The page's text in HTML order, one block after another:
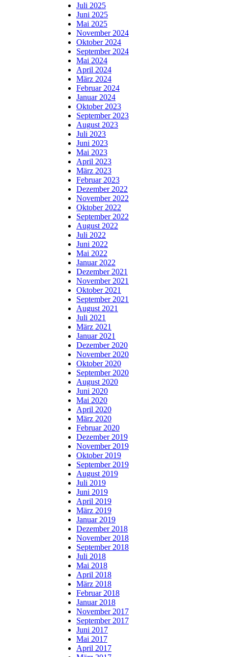
Juli 2025
Juni 2025
Mai 2025
November 2024
Oktober 2024
September 2024
Mai 2024
April 2024
März 2024
Februar 2024
Januar 2024
Oktober 2023
September 2023
August 2023
Juli 2023
Juni 2023
Mai 2023
April 2023
März 2023
Februar 2023
Dezember 2022
November 2022
Oktober 2022
September 2022
August 2022
Juli 2022
Juni 2022
Mai 2022
Januar 2022
Dezember 2021
November 2021
Oktober 2021
September 2021
August 2021
Juli 2021
März 2021
Januar 2021
Dezember 2020
November 2020
Oktober 2020
September 2020
August 2020
Juni 2020
Mai 2020
April 2020
März 2020
Februar 2020
Dezember 2019
November 2019
Oktober 2019
September 2019
August 2019
Juli 2019
Juni 2019
April 2019
März 2019
Januar 2019
Dezember 2018
November 2018
September 2018
Juli 2018
Mai 2018
April 2018
März 2018
Februar 2018
Januar 2018
November 2017
September 2017
Juni 2017
Mai 2017
April 2017